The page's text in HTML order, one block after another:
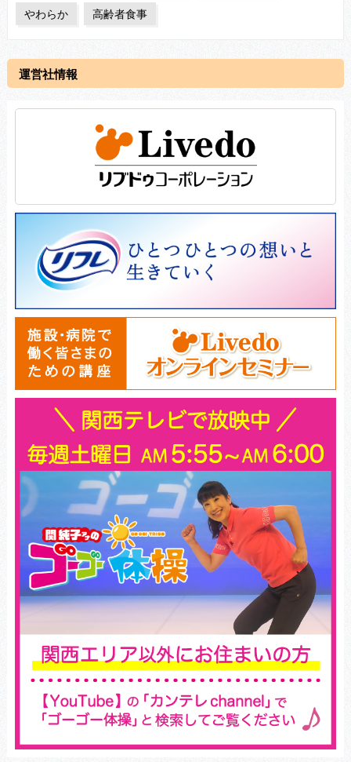
やわらか 高齢者食事
運営社情報